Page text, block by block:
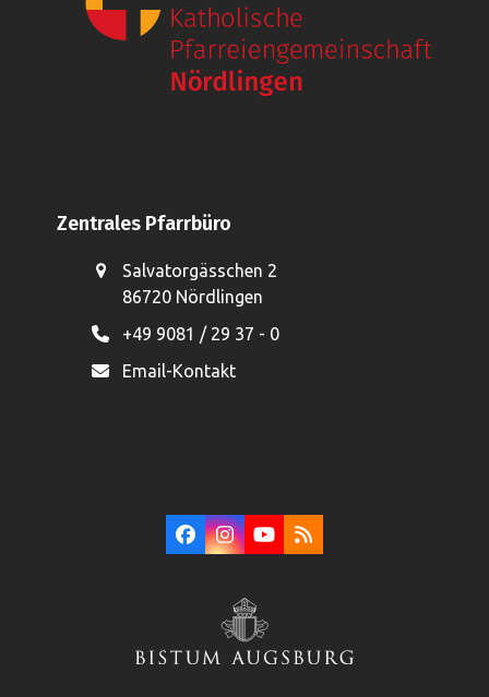
Zentrales Pfarrbüro
Salvatorgässchen 2
86720 Nördlingen
+49 9081 / 29 37 - 0
Email-Kontakt
Facebook
Instagram
YouTube
RSS